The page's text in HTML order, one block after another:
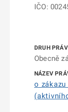
IČO:
Obecně
o